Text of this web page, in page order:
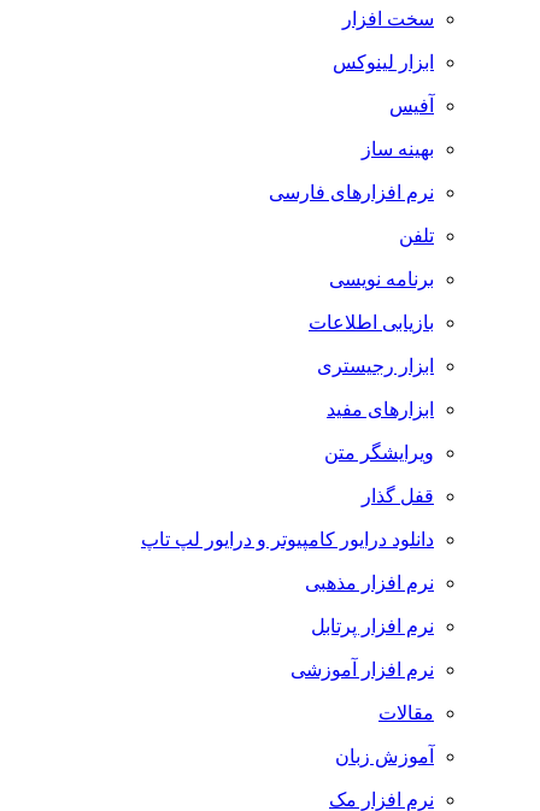
سخت افزار
ابزار لینوکس
آفیس
بهینه ساز
نرم افزارهای فارسی
تلفن
برنامه نویسی
بازیابی اطلاعات
ابزار رجیستری
ابزارهای مفید
ویرایشگر متن
قفل گذار
دانلود درایور کامپیوتر و درایور لپ تاپ
نرم افزار مذهبی
نرم افزار پرتابل
نرم افزار آموزشی
مقالات
آموزش زبان
نرم افزار مک